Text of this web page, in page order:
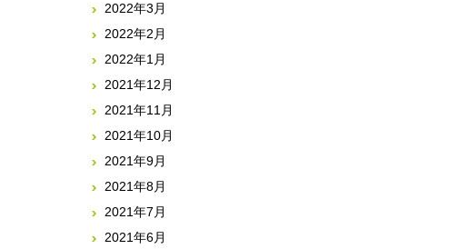
2022年3月
2022年2月
2022年1月
2021年12月
2021年11月
2021年10月
2021年9月
2021年8月
2021年7月
2021年6月